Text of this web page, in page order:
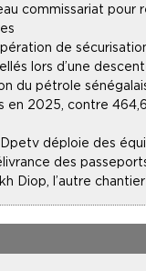
commissariat pour
de
lors d’une
du pétrole
en 2025, contre
Dpetv déploie des
des
Diop, l’autre chantier